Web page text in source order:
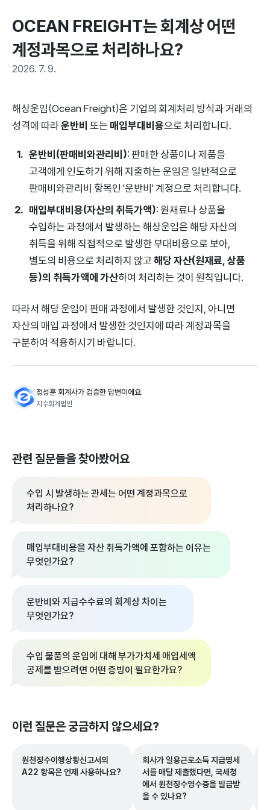
OCEAN FREIGHT는 회계상 어떤
계정과목으로 처리하나요?
2026. 7. 9.
해상운임(Ocean Freight)은 기업의 회계처리 방식과 거래의
성격에 따라운반비 또는매입부대비용으로 처리합니다.
운반비(판매비와관리비): 판매한 상품이나 제품을
고객에게 인도하기 위해 지출하는 운임은 일반적으로
판매비와관리비 항목인 '운반비' 계정으로 처리합니다.
매입부대비용(자산의 취득가액): 원재료나 상품을
수입하는 과정에서 발생하는 해상운임은 해당 자산의
취득을 위해 직접적으로 발생한 부대비용으로 보아,
별도의 비용으로 처리하지 않고해당 자산(원재료, 상품
등)의 취득가액에 가산하여 처리하는 것이 원칙입니다.
따라서 해당 운임이 판매 과정에서 발생한 것인지, 아니면
자산의 매입 과정에서 발생한 것인지에 따라 계정과목을
구분하여 적용하시기 바랍니다.
정성훈 회계사가 검증한 답변이에요.
지수회계법인
관련 질문들을 찾아봤어요
수입 시 발생하는 관세는 어떤 계정과목으로
처리하나요?
매입부대비용을 자산 취득가액에 포함하는 이유는
무엇인가요?
운반비와 지급수수료의 회계상 차이는
무엇인가요?
수입 물품의 운임에 대해 부가가치세 매입세액
공제를 받으려면 어떤 증빙이 필요한가요?
이런 질문은 궁금하지 않으세요?
원천징수이행상황신고서의
A22 항목은 언제 사용하나요?
회사가 일용근로소득 지급명세
서를 매달 제출했다면, 국세청
에서 원천징수영수증을 발급받
을 수 있나요?